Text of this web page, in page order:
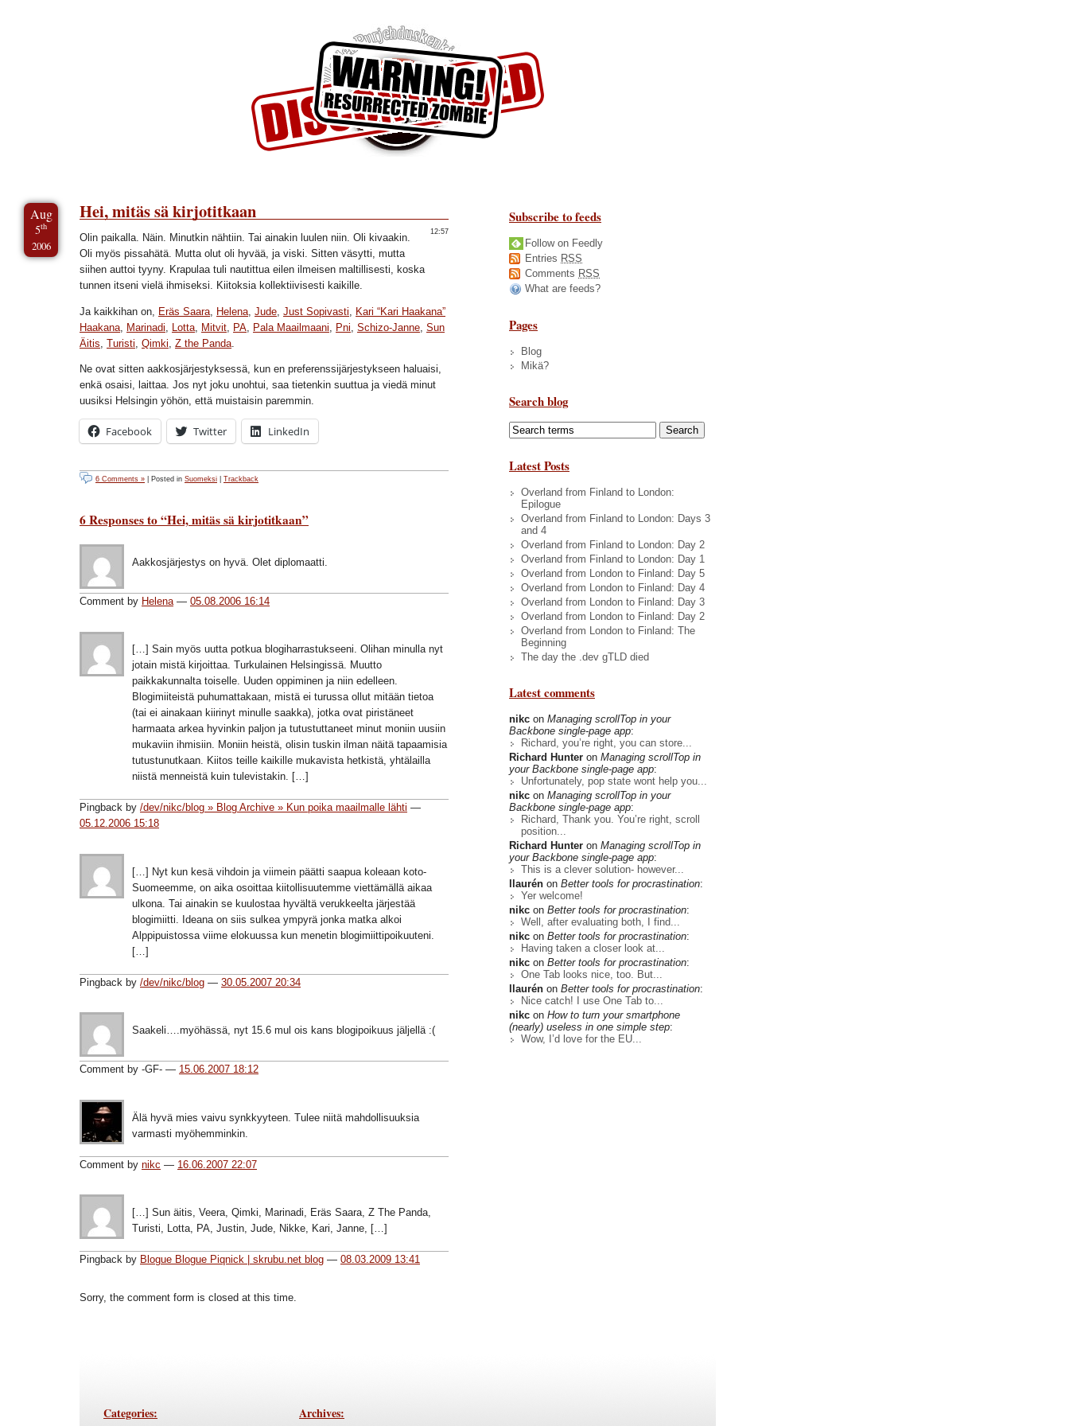
Aug
5th
2006
Hei, mitäs sä kirjotitkaan
12:57
Olin paikalla. Näin. Minutkin nähtiin. Tai ainakin luulen niin. Oli kivaakin.
Oli myös pissahätä. Mutta olut oli hyvää, ja viski. Sitten väsytti, mutta
siihen auttoi tyyny. Krapulaa tuli nautittua eilen ilmeisen maltillisesti, koska
tunnen itseni vielä ihmiseksi. Kiitoksia kollektiivisesti kaikille.
Ja kaikkihan on, Eräs Saara Helena Jude Just Sopivasti
Kari “Kari Haakana”
Haakana Marinadi Lotta Mitvit PA Pala Maailmaani Pni Schizo-Janne Sun
Äitis Turisti Qimki Z the Panda
Ne ovat sitten aakkosjärjestyksessä, kun en preferenssijärjestykseen haluaisi,
enkä osaisi, laittaa. Jos nyt joku unohtui, saa tietenkin suuttua ja viedä minut
uusiksi Helsingin yöhön, että muistaisin paremmin.
Facebook Twitter LinkedIn
6 Comments » | Posted in Suomeksi Trackback
6 Responses to “Hei, mitäs sä kirjotitkaan”
Aakkosjärjestys on hyvä. Olet diplomaatti.
Comment by Helena — 05.08.2006 16:14
[…] Sain myös uutta potkua blogiharrastukseeni. Olihan minulla nyt
jotain mistä kirjoittaa. Turkulainen Helsingissä. Muutto
paikkakunnalta toiselle. Uuden oppiminen ja niin edelleen.
Blogimiiteistä puhumattakaan, mistä ei turussa ollut mitään tietoa
(tai ei ainakaan kiirinyt minulle saakka), jotka ovat piristäneet
harmaata arkea hyvinkin paljon ja tutustuttaneet minut moniin uusiin
mukaviin ihmisiin. Moniin heistä, olisin tuskin ilman näitä tapaamisia
tutustunutkaan. Kiitos teille kaikille mukavista hetkistä, yhtälailla
niistä menneistä kuin tulevistakin. […]
Pingback by /dev/nikc/blog » Blog Archive » Kun poika maailmalle lähti —
05.12.2006 15:18
[…] Nyt kun kesä vihdoin ja viimein päätti saapua koleaan koto-
Suomeemme, on aika osoittaa kiitollisuutemme viettämällä aikaa
ulkona. Tai ainakin se kuulostaa hyvältä verukkeelta järjestää
blogimiitti. Ideana on siis sulkea ympyrä jonka matka alkoi
Alppipuistossa viime elokuussa kun menetin blogimiittipoikuuteni.
[…]
Pingback by /dev/nikc/blog — 30.05.2007 20:34
Saakeli….myöhässä, nyt 15.6 mul ois kans blogipoikuus jäljellä :(
Comment by -GF- — 15.06.2007 18:12
Älä hyvä mies vaivu synkkyyteen. Tulee niitä mahdollisuuksia
varmasti myöhemminkin.
Comment by nikc — 16.06.2007 22:07
[…] Sun äitis, Veera, Qimki, Marinadi, Eräs Saara, Z The Panda,
Turisti, Lotta, PA, Justin, Jude, Nikke, Kari, Janne, […]
Pingback by Blogue Blogue Piqnick | skrubu.net blog — 08.03.2009 13:41
Sorry, the comment form is closed at this time.
Subscribe to feeds
Follow on Feedly
Entries RSS
Comments RSS
What are feeds?
Pages
Blog
Mikä?
Search blog
Latest Posts
Overland from Finland to London:
Epilogue
Overland from Finland to London: Days 3
and 4
Overland from Finland to London: Day 2
Overland from Finland to London: Day 1
Overland from London to Finland: Day 5
Overland from London to Finland: Day 4
Overland from London to Finland: Day 3
Overland from London to Finland: Day 2
Overland from London to Finland: The
Beginning
The day the .dev gTLD died
Latest comments
nikc on Managing scrollTop in your
Backbone single-page app:
Richard, you’re right, you can store...
Richard Hunter on Managing scrollTop in
your Backbone single-page app:
Unfortunately, pop state wont help you...
nikc on Managing scrollTop in your
Backbone single-page app:
Richard, Thank you. You’re right, scroll
position...
Richard Hunter on Managing scrollTop in
your Backbone single-page app:
This is a clever solution- however...
llaurén on Better tools for procrastination:
Yer welcome!
nikc on Better tools for procrastination:
Well, after evaluating both, I find...
nikc on Better tools for procrastination:
Having taken a closer look at...
nikc on Better tools for procrastination:
One Tab looks nice, too. But...
llaurén on Better tools for procrastination:
Nice catch! I use One Tab to...
nikc on How to turn your smartphone
(nearly) useless in one simple step:
Wow, I’d love for the EU...
Categories: Archives: